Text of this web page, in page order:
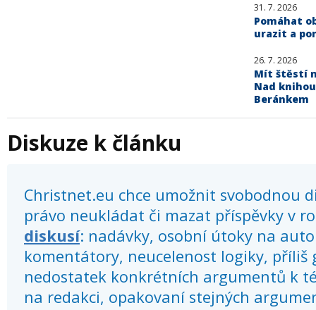
31. 7. 2026
Pomáhat
urazit a
26. 7. 2026
Mít štěstí
Nad
Beránkem
Diskuze k článku
Christnet.eu chce umožnit svobodnou
právo neukládat či mazat příspěvky v
diskusí: nadávky, osobní útoky na
komentátory, neucelenost logiky, příliš
nedostatek konkrétních argumentů k
na redakci, opakovaní stejných